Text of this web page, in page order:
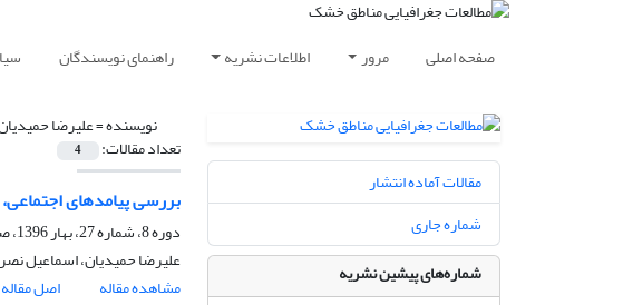
صفحه اصلی مرور اطلاعات نشریه راهنمای نویسندگان
نویسنده =علیرضا
تعداد مقالات: 4
بررسی پیامدهای
دوره 8، شماره 27، بهار 1396، صفحه
علیرضا حمیدیان، اسماعیل
مشاهده مقاله
اصل مقاله
مقالات آماده انتشار
شماره جاری
شماره‌های پیشین نشریه